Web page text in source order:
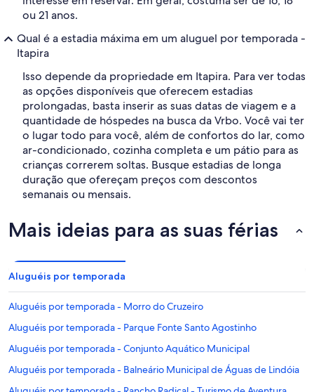
ou 21 anos.
Qual é a estadia máxima em um aluguel por temporada -
Itapira
Isso depende da propriedade em Itapira. Para ver todas
as opções disponíveis que oferecem estadias
prolongadas, basta inserir as suas datas de viagem e a
quantidade de hóspedes na busca da Vrbo. Você vai ter
o lugar todo para você, além de confortos do lar, como
ar-condicionado, cozinha completa e um pátio para as
crianças correrem soltas. Busque estadias de longa
duração que ofereçam preços com descontos
semanais ou mensais.
Mais ideias para as suas férias
Aluguéis por temporada
Aluguéis por temporada - Morro do Cruzeiro
Aluguéis por temporada - Parque Fonte Santo Agostinho
Aluguéis por temporada - Conjunto Aquático Municipal
Aluguéis por temporada - Balneário Municipal de Águas de Lindóia